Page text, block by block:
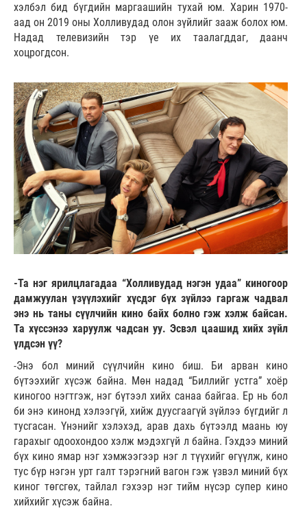
хэлбэл бид бүгдийн маргаашийн тухай юм. Харин 1970-
аад он 2019 оны Холливудад олон зүйлийг зааж болох юм.
Надад телевизийн тэр үе их таалагддаг, даанч
хоцрогдсон.
-Та нэг ярилцлагадаа “Холливудад нэгэн удаа” киногоор
дамжуулан үзүүлэхийг хүсдэг бүх зүйлээ гаргаж чадвал
энэ нь таны сүүлчийн кино байх болно гэж хэлж байсан.
Та хүссэнээ харуулж чадсан уу. Эсвэл цаашид хийх зүйл
үлдсэн үү?
-Энэ бол миний сүүлчийн кино биш. Би арван кино
бүтээхийг хүсэж байна. Мөн надад “Биллийг устга” хоёр
киногоо нэгтгэж, нэг бүтээл хийх санаа байгаа. Ер нь бол
би энэ кинонд хэлээгүй, хийж дуусгаагүй зүйлээ бүгдийг л
тусгасан. Үнэнийг хэлэхэд, арав дахь бүтээлд маань юу
гарахыг одоохондоо хэлж мэдэхгүй л байна. Гэхдээ миний
бүх кино ямар нэг хэмжээгээр нэг л түүхийг өгүүлж, кино
тус бүр нэгэн урт галт тэрэгний вагон гэж үзвэл миний бүх
киног төгсгөх, тайлал гэхээр нэг тийм нүсэр супер кино
хийхийг хүсэж байна.